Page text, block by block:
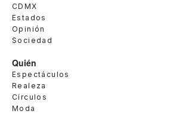
CDMX
Estados
Opinión
Sociedad
Quién
Espectáculos
Realeza
Círculos
Moda